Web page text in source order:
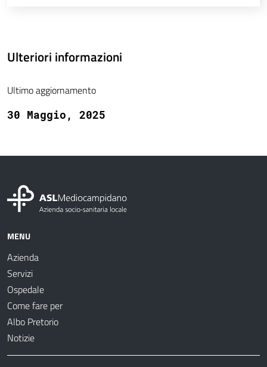
Ulteriori informazioni
Ultimo aggiornamento
30 Maggio, 2025
MENU
Azienda
Servizi
Ospedale
Come fare per
Albo Pretorio
Notizie